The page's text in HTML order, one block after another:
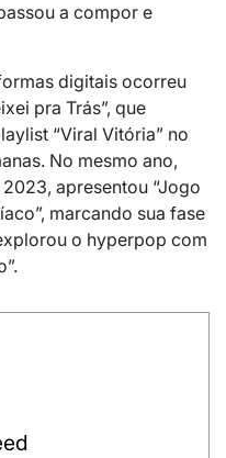
a compor e
digitais ocorreu
pra Trás”, que
“Viral Vitória” no
No mesmo ano,
2023, apresentou “Jogo
marcando sua fase
o hyperpop com